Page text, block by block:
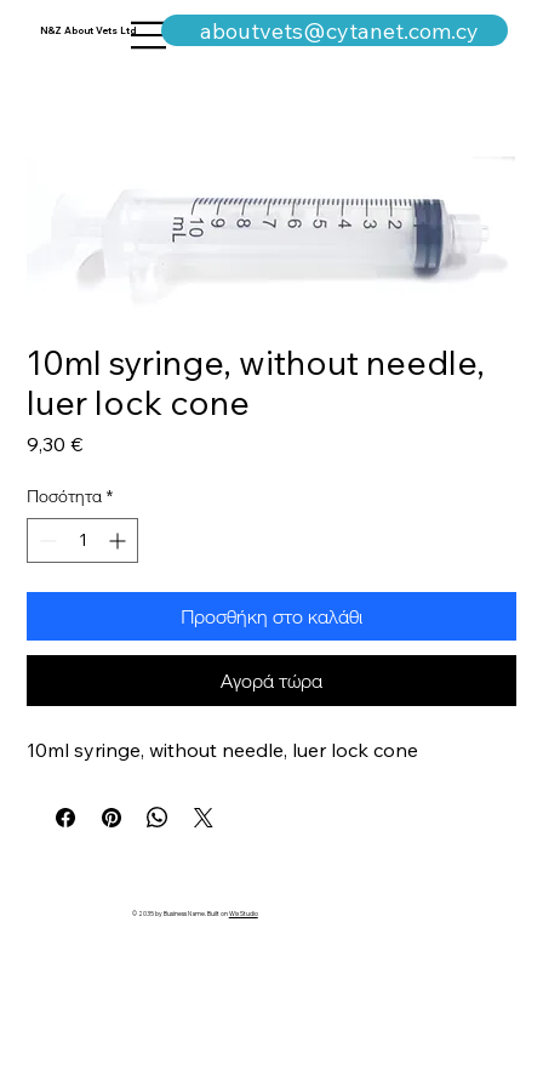
N&Z About Vets Ltd +357-25311960
aboutvets@cytanet.com.cy
10ml syringe, without needle,
luer lock cone
9,30 €Τιμή
Ποσότητα *
Προσθήκη στο καλάθι
Αγορά τώρα
10ml syringe, without needle, luer lock cone
© 2035 by Business Name. Built onWix Studio